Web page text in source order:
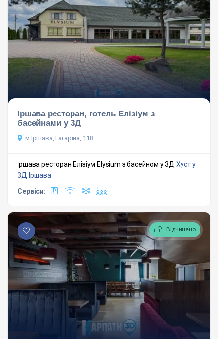
Іршава ресторан, готель Елізіум з
басейнами у 3Д
м.Іршава, Гагаріна, 118
Іршава ресторан Елізіум Elysium з басейном у 3Д Хуст у
3Д Іршава
Сервіси:
Відчинено